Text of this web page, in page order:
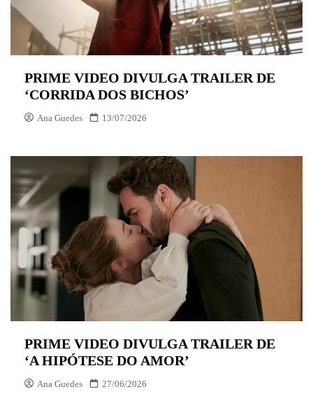
PRIME VIDEO DIVULGA TRAILER DE
‘CORRIDA DOS BICHOS’
Ana Guedes 13/07/2026
PRIME VIDEO DIVULGA TRAILER DE
‘A HIPÓTESE DO AMOR’
Ana Guedes 27/06/2026